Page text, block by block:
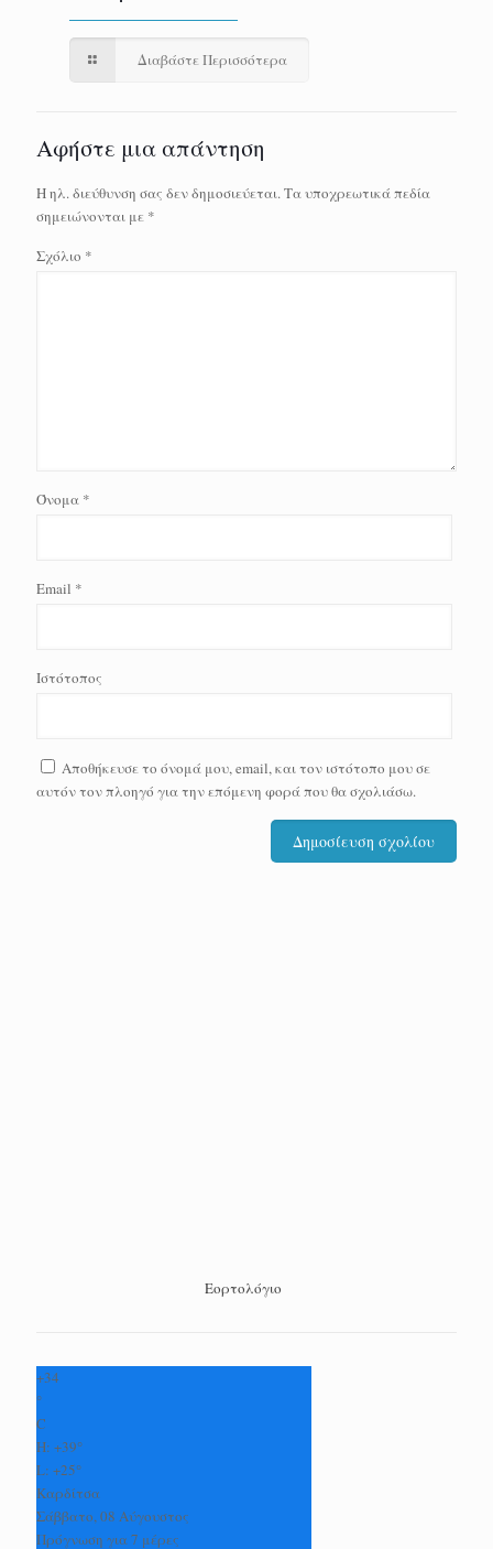
Διαβάστε Περισσότερα
Αφήστε μια απάντηση
Η ηλ. διεύθυνση σας δεν δημοσιεύεται.Τα υποχρεωτικά πεδία
σημειώνονται με *
Σχόλιο *
Όνομα *
Email *
Ιστότοπος
Αποθήκευσε το όνομά μου, email, και τον ιστότοπο μου σε
αυτόν τον πλοηγό για την επόμενη φορά που θα σχολιάσω.
Εορτολόγιο
+34
°
C
H: +39°
L: +25°
Καρδίτσα
Σάββατο, 08 Αύγουστος
Πρόγνωση για 7 μέρες